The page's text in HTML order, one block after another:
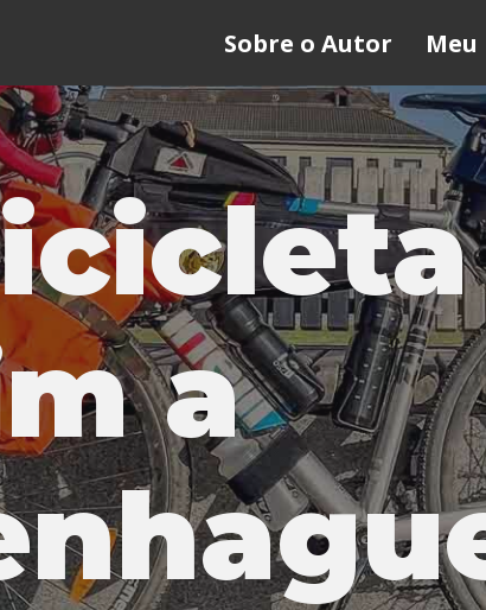
Sobre o Autor
a